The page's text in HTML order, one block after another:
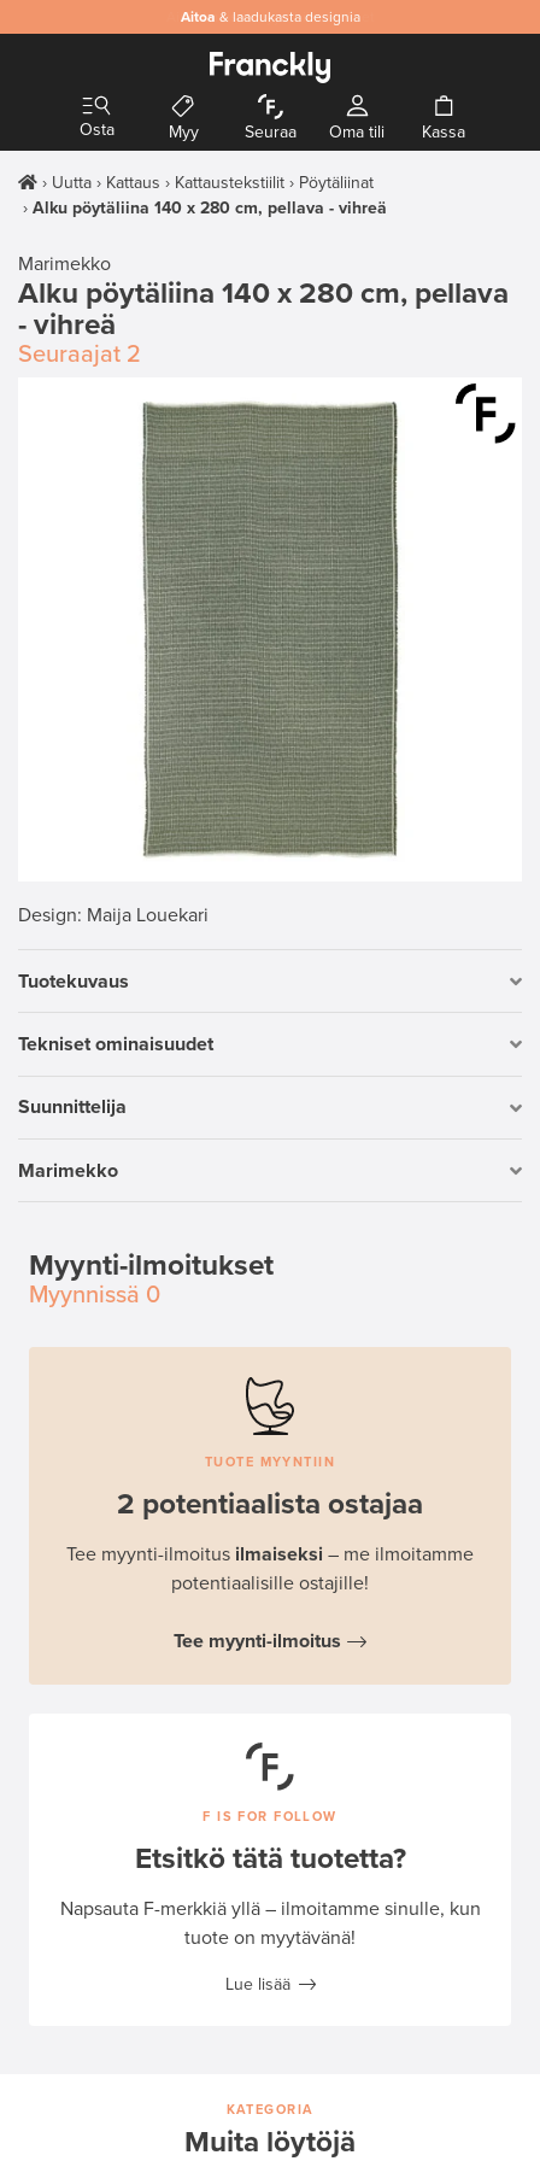
Aitoa & laadukasta designia
Osta Myy Seuraa Oma tili Kassa
Uutta Kattaus Kattaustekstiilit
Pöytäliinat
Alku pöytäliina 140 x 280 cm, pellava - vihreä
Marimekko
Alku pöytäliina 140 x 280 cm, pellava
- vihreä
Seuraajat 2
Design: Maija Louekari
Tuotekuvaus
Tekniset ominaisuudet
Suunnittelija
Marimekko
Myynti-ilmoitukset
Myynnissä 0
TUOTE MYYNTIIN
2 potentiaalista ostajaa
Tee myynti-ilmoitus ilmaiseksi – me ilmoitamme
potentiaalisille ostajille!
Tee myynti-ilmoitus
F IS FOR FOLLOW
Etsitkö tätä tuotetta?
Napsauta F-merkkiä yllä – ilmoitamme sinulle, kun
tuote on myytävänä!
Lue lisää
KATEGORIA
Muita löytöjä